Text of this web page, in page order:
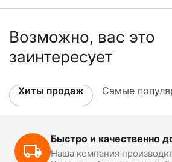
Возможно, вас это
заинтересует
Хиты продаж Самые
Быстро и качественно
Наша компания